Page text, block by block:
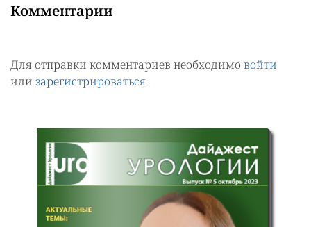
Комментарии
Для отправки комментариев необходимо войти
или зарегистрироваться